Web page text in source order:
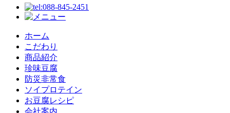
ホーム
こだわり
商品紹介
珍味豆腐
防災非常食
ソイプロテイン
お豆腐レシピ
会社案内